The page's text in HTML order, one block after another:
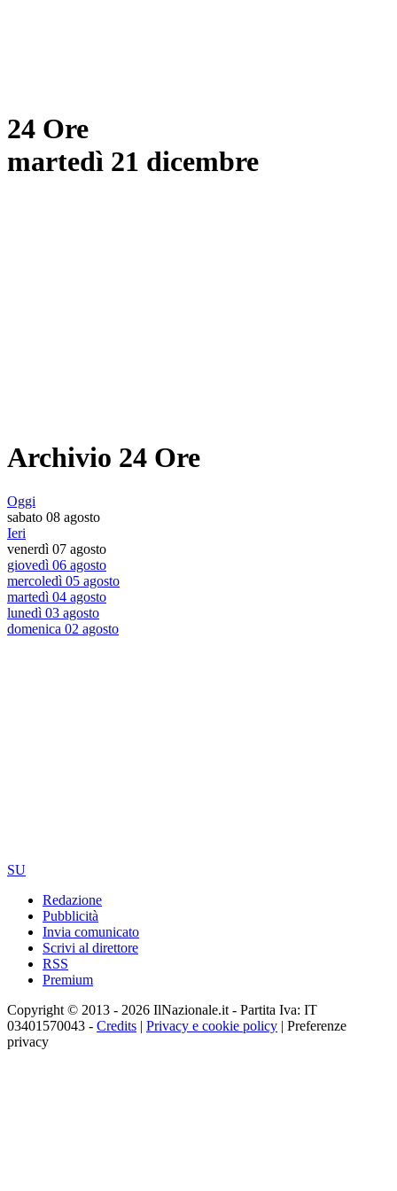
24 Ore
martedì 21 dicembre
Archivio 24 Ore
Oggi
sabato 08 agosto
Ieri
venerdì 07 agosto
giovedì 06 agosto
mercoledì 05 agosto
martedì 04 agosto
lunedì 03 agosto
domenica 02 agosto
SU
Redazione
Pubblicità
Invia comunicato
Scrivi al direttore
RSS
Premium
Copyright © 2013 - 2026 IlNazionale.it - Partita Iva: IT
03401570043 - Credits | Privacy e cookie policy | Preferenze
privacy